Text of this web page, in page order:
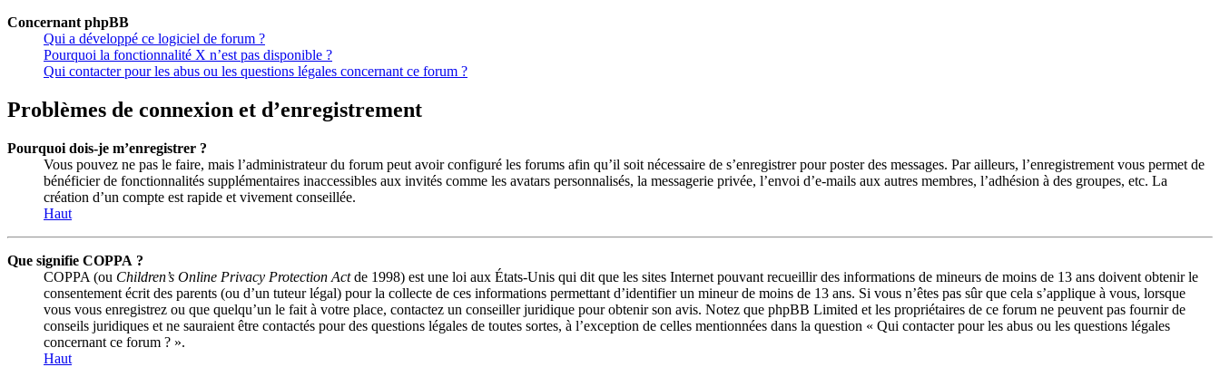
Concernant phpBB
Qui a développé ce logiciel de forum ?
Pourquoi la fonctionnalité X n’est pas disponible ?
Qui contacter pour les abus ou les questions légales concernant ce forum ?
Problèmes de connexion et d’enregistrement
Pourquoi dois-je m’enregistrer ?
Vous pouvez ne pas le faire, mais l’administrateur du forum peut avoir configuré les forums afin qu’il soit nécessaire de s’enregistrer pour poster des messages. Par ailleurs, l’enregistrement vous permet de
bénéficier de fonctionnalités supplémentaires inaccessibles aux invités comme les avatars personnalisés, la messagerie privée, l’envoi d’e-mails aux autres membres, l’adhésion à des groupes, etc. La
création d’un compte est rapide et vivement conseillée.
Haut
Que signifie COPPA ?
COPPA (ou Children’s Online Privacy Protection Actde 1998) est une loi aux États-Unis qui dit que les sites Internet pouvant recueillir des informations de mineurs de moins de 13 ans doivent obtenir le
consentement écrit des parents (ou d’un tuteur légal) pour la collecte de ces informations permettant d’identifier un mineur de moins de 13 ans. Si vous n’êtes pas sûr que cela s’applique à vous, lorsque
vous vous enregistrez ou que quelqu’un le fait à votre place, contactez un conseiller juridique pour obtenir son avis. Notez que phpBB Limited et les propriétaires de ce forum ne peuvent pas fournir de
conseils juridiques et ne sauraient être contactés pour des questions légales de toutes sortes, à l’exception de celles mentionnées dans la question « Qui contacter pour les abus ou les questions légales
concernant ce forum ? ».
Haut